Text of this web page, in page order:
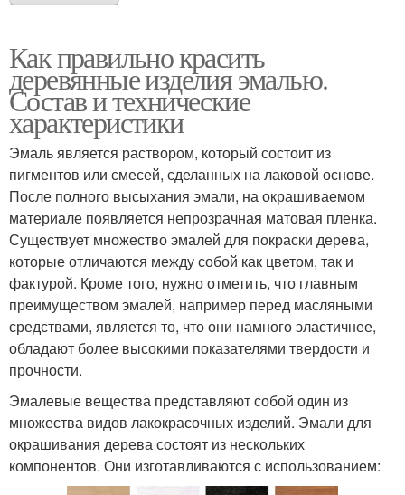
Как правильно красить
деревянные изделия эмалью.
Состав и технические
характеристики
Эмаль является раствором, который состоит из
пигментов или смесей, сделанных на лаковой основе.
После полного высыхания эмали, на окрашиваемом
материале появляется непрозрачная матовая пленка.
Существует множество эмалей для покраски дерева,
которые отличаются между собой как цветом, так и
фактурой. Кроме того, нужно отметить, что главным
преимуществом эмалей, например перед масляными
средствами, является то, что они намного эластичнее,
обладают более высокими показателями твердости и
прочности.
Эмалевые вещества представляют собой один из
множества видов лакокрасочных изделий. Эмали для
окрашивания дерева состоят из нескольких
компонентов. Они изготавливаются с использованием: